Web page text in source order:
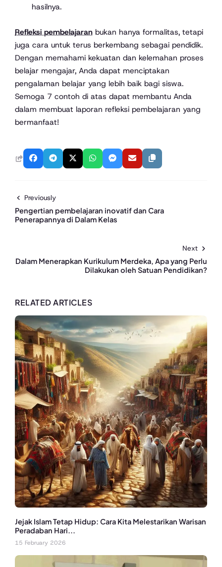
hasilnya.
Refleksi pembelajaran bukan hanya formalitas, tetapi
juga cara untuk terus berkembang sebagai pendidik.
Dengan memahami kekuatan dan kelemahan proses
belajar mengajar, Anda dapat menciptakan
pengalaman belajar yang lebih baik bagi siswa.
Semoga 7 contoh di atas dapat membantu Anda
dalam membuat laporan refleksi pembelajaran yang
bermanfaat!
Previously
Pengertian pembelajaran inovatif dan Cara
Penerapannya di Dalam Kelas
Next
Dalam Menerapkan Kurikulum Merdeka, Apa yang Perlu
Dilakukan oleh Satuan Pendidikan?
RELATED ARTICLES
Jejak Islam Tetap Hidup: Cara Kita Melestarikan Warisan
Peradaban Hari...
15 February 2026